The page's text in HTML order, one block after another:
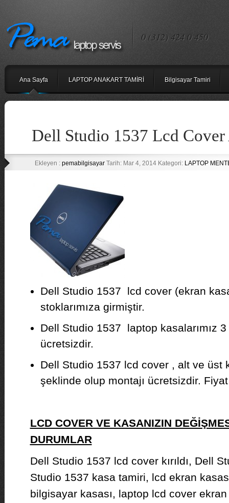
0 (312) 424 0 450
Ana Sayfa LAPTOP ANAKART TAMİRİ Bilgisayar Tamiri
Dell Studio 1537 Lcd Cover
Ekleyen : pemabilgisayarTarih: Mar 4, 2014 Kategori: LAPTOP
Dell Studio 1537 lcd cover (ekran
stoklarımıza girmiştir.
Dell Studio 1537 laptop kasalarımız 3
ücretsizdir.
Dell Studio 1537 lcd cover , alt ve üst
şeklinde olup montajı ücretsizdir.
LCD COVER VE KASANIZIN
DURUMLAR
Dell Studio 1537 lcd cover kırıldı, Dell
Studio 1537 kasa tamiri, lcd ekran
bilgisayar kasası, laptop lcd cover